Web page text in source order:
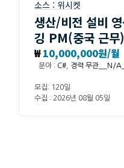
소스 : 위시켓
생산/비전 설비
깅 PM(중국 근무)
₩10,000,000원/월
분야 : C# 경력 무관__N/
모집: 120일
수집 : 2026년 08월 05일